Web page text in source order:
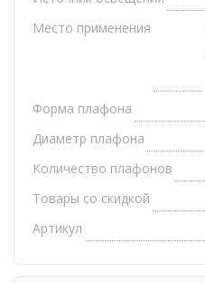
Место применения
Форма плафона
Диаметр плафона
Количество плафонов
Товары со скидкой
Артикул